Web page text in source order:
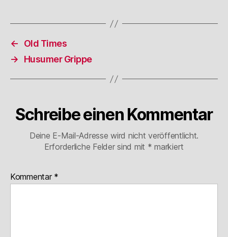
←
Old Times
→
Husumer Grippe
Schreibe einen Kommentar
Deine E-Mail-Adresse wird nicht veröffentlicht.
Erforderliche Felder sind mit * markiert
Kommentar *